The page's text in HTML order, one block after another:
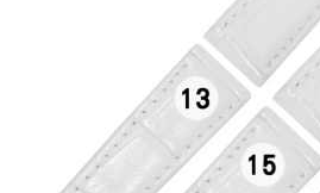
每筆NT$60，滿NT$1,000(含以上)免運費
每筆NT$80，滿NT$1,000(含以上)免運費